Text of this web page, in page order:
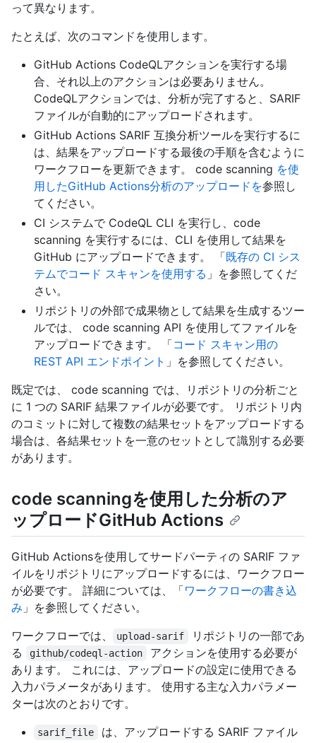
って異なります。
たとえば、次のコマンドを使用します。
GitHub Actions CodeQLアクションを実行する場
合、それ以上のアクションは必要ありません。
CodeQLアクションでは、分析が完了すると、SARIF
ファイルが自動的にアップロードされます。
GitHub Actions SARIF 互換分析ツールを実行するに
は、結果をアップロードする最後の手順を含むように
ワークフローを更新できます。 code scanning を使
用したGitHub Actions分析のアップロードを参照し
てください。
CI システムで CodeQL CLI を実行し、code
scanning を実行するには、CLI を使用して結果を
GitHub にアップロードできます。 「既存の CI シス
テムでコード スキャンを使用する 」を参照してくだ
さい。
リポジトリの外部で成果物として結果を生成するツー
ルでは、 code scanning API を使用してファイルを
アップロードできます。 「コード スキャン用の
REST API エンドポイント 」を参照してください。
既定では、 code scanning では、リポジトリの分析ごと
に 1 つの SARIF 結果ファイルが必要です。 リポジトリ内
のコミットに対して複数の結果セットをアップロードする
場合は、各結果セットを一意のセットとして識別する必要
があります。
code scanningを使用した分析のア
ップロードGitHub Actions
GitHub Actionsを使用してサードパーティの SARIF ファ
イルをリポジトリにアップロードするには、ワークフロー
が必要です。 詳細については、「ワークフローの書き込
み 」を参照してください。
ワークフローでは、
upload-sarif
リポジトリの一部であ
る
github/codeql-action
アクションを使用する必要が
あります。 これには、アップロードの設定に使用できる
入力パラメータがあります。 使用する主な入力パラメー
ターは次のとおりです。
sarif_file
は、アップロードする SARIF ファイル